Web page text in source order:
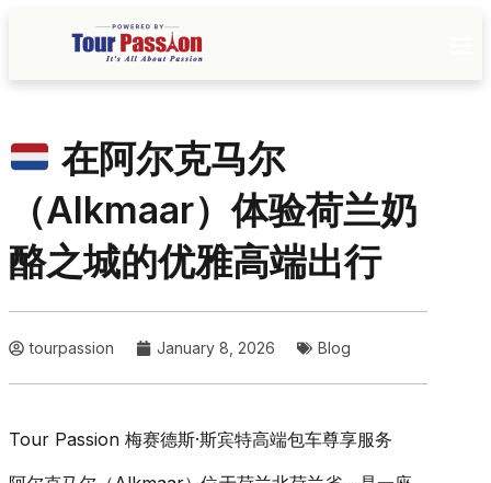
在阿尔克马尔
（Alkmaar）体验荷兰奶
酪之城的优雅高端出行
tourpassion January 8, 2026 Blog
Tour Passion 梅赛德斯·斯宾特高端包车尊享服务